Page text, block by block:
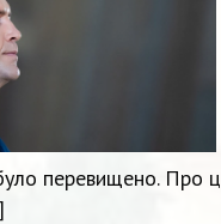
перевищено. Про